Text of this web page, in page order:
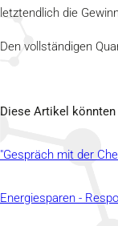
letztendlich die
Den vollständigen
Diese Artikel
"Gespräch mit der
Energiesparen -